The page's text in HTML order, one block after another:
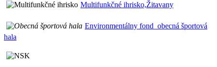
Multifunkčné ihrisko,Žitavany
Environmentálny fond_obecná športová
hala